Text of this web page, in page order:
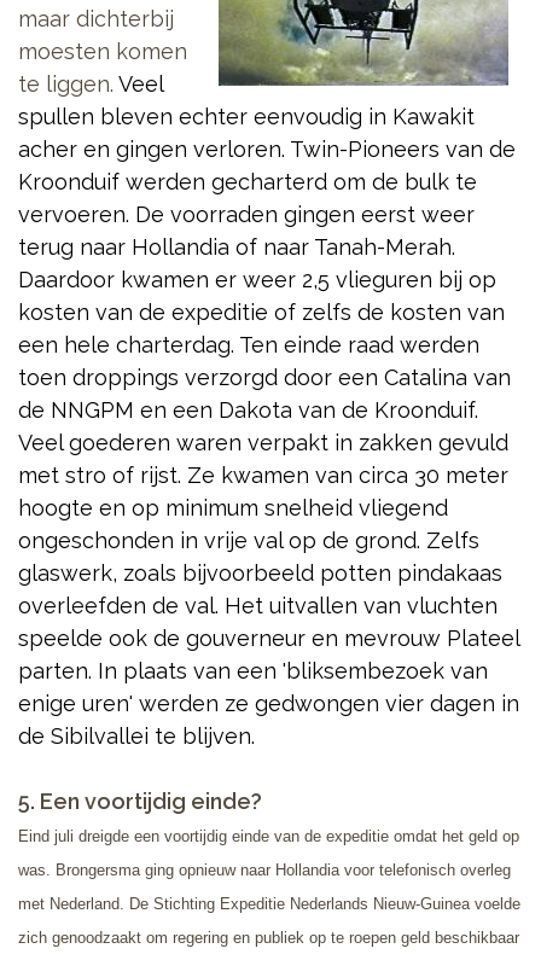
maar dichterbij
moesten komen
te liggen. Veel
spullen bleven echter eenvoudig in Kawakit
acher en gingen verloren. Twin-Pioneers van de
Kroonduif werden gecharterd om de bulk te
vervoeren. De voorraden gingen eerst weer
terug naar Hollandia of naar Tanah-Merah.
Daardoor kwamen er weer 2,5 vlieguren bij op
kosten van de expeditie of zelfs de kosten van
een hele charterdag. Ten einde raad werden
toen droppings verzorgd door een Catalina van
de NNGPM en een Dakota van de Kroonduif.
Veel goederen waren verpakt in zakken gevuld
met stro of rijst. Ze kwamen van circa 30 meter
hoogte en op minimum snelheid vliegend
ongeschonden in vrije val op de grond. Zelfs
glaswerk, zoals bijvoorbeeld potten pindakaas
overleefden de val. Het uitvallen van vluchten
speelde ook de gouverneur en mevrouw Plateel
parten. In plaats van een 'bliksembezoek van
enige uren' werden ze gedwongen vier dagen in
de Sibilvallei te blijven.
5. Een voortijdig einde?
Eind juli dreigde een voortijdig einde van de expeditie omdat het geld op
was. Brongersma ging opnieuw naar Hollandia voor telefonisch overleg
met Nederland. De Stichting Expeditie Nederlands Nieuw-Guinea voelde
zich genoodzaakt om regering en publiek op te roepen geld beschikbaar